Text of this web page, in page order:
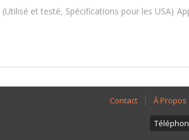
Utilisé et testé, Spécifications pour les USA
Contact À Propos